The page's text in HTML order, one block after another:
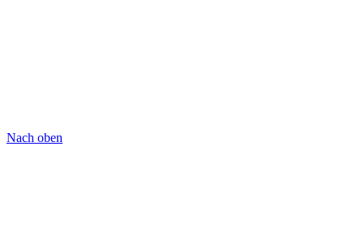
Nach oben